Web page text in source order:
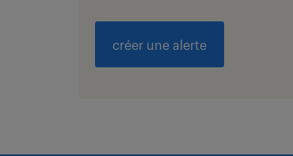
créer une alerte